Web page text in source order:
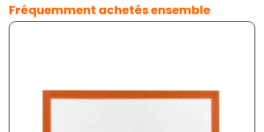
Fréquemment achetés ensemble